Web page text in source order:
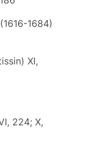
1684)
XI,
224; X,